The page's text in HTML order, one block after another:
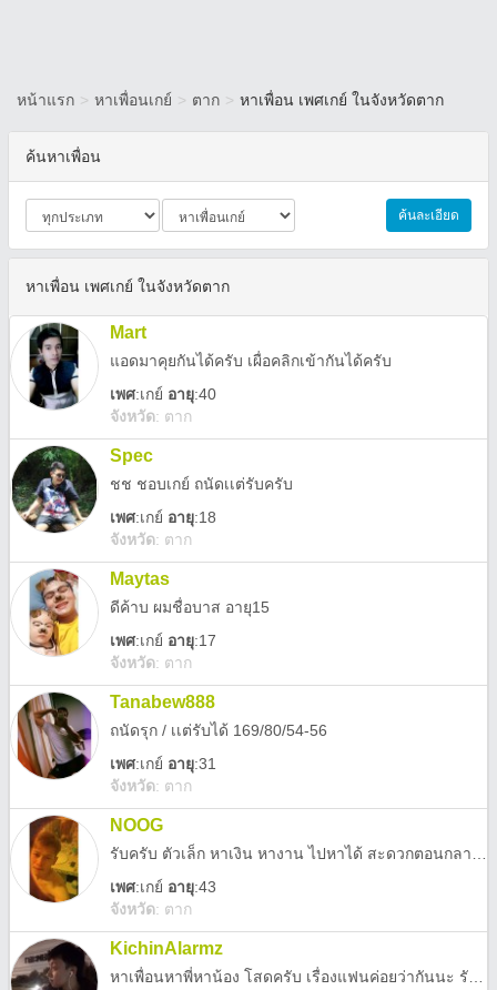
หน้าแรก > หาเพื่อนเกย์ > ตาก > หาเพื่อน เพศเกย์ ในจังหวัดตาก
ค้นหาเพื่อน
ค้นละเอียด
หาเพื่อน เพศเกย์ ในจังหวัดตาก
Mart
แอดมาคุยกันได้ครับ เผื่อคลิกเข้ากันได้ครับ
เพศ:เกย์ อายุ:40
จังหวัด: ตาก
Spec
ชช ชอบเกย์ ถนัดเเต่รับครับ
เพศ:เกย์ อายุ:18
จังหวัด: ตาก
Maytas
ดีค้าบ ผมชื่อบาส อายุ15
เพศ:เกย์ อายุ:17
จังหวัด: ตาก
Tanabew888
ถนัดรุก / เเต่รับได้ 169/80/54-56
เพศ:เกย์ อายุ:31
จังหวัด: ตาก
NOOG
เพศ:เกย์ อายุ:43
จังหวัด: ตาก
KichinAlarmz